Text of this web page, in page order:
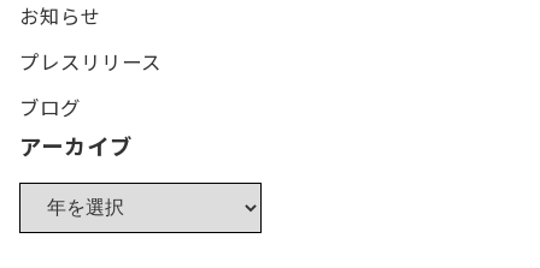
お知らせ
プレスリリース
ブログ
アーカイブ